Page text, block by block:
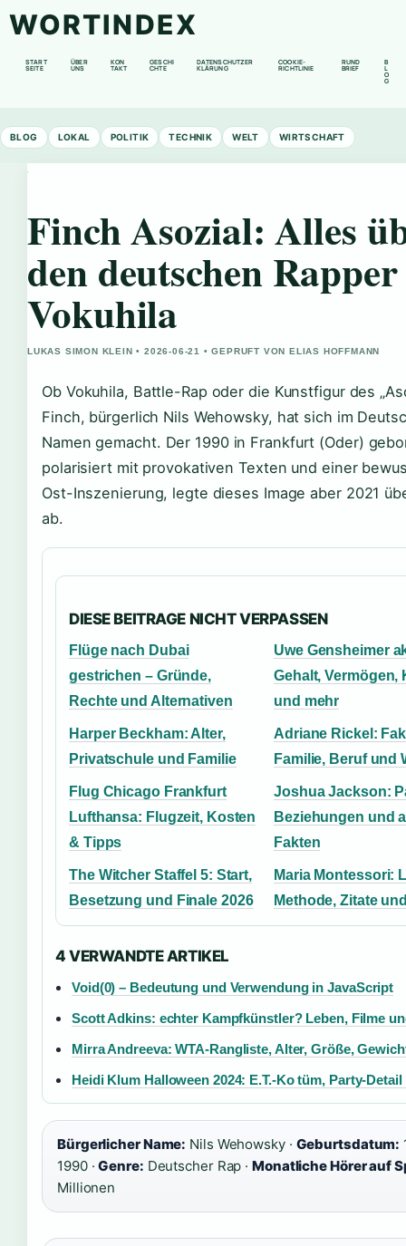
WORTINDEX
START
SEITE
ÜBER
UNS
KON
TAKT
GESCHI
CHTE
DATENSCHUTZER
KLÄRUNG
COOKIE-
RICHTLINIE
RUND
BRIEF
B
L
O
G
BLOG LOKAL POLITIK TECHNIK WELT WIRTSCHAFT
Finch Asozial: Alles
den deutschen
Vokuhila
LUKAS SIMON KLEIN • 2026-06-21 • GEPRUFT VON ELIAS HOFFMANN
Ob Vokuhila, Battle-Rap oder die Kunstfigur des
Finch, bürgerlich Nils Wehowsky, hat sich im
Namen gemacht. Der 1990 in Frankfurt (Oder)
polarisiert mit provokativen Texten und einer
Ost-Inszenierung, legte dieses Image aber 2021
ab.
DIESE BEITRAGE NICHT VERPASSEN
Flüge nach Dubai
gestrichen – Gründe,
Rechte und Alternativen
Uwe Gensheimer
Gehalt, Vermögen,
und mehr
Harper Beckham: Alter,
Privatschule und Familie
Adriane Rickel:
Familie, Beruf und
Flug Chicago Frankfurt
Lufthansa: Flugzeit, Kosten
& Tipps
Joshua Jackson:
Beziehungen und
Fakten
The Witcher Staffel 5: Start,
Besetzung und Finale 2026
Maria Montessori:
Methode, Zitate
4 VERWANDTE ARTIKEL
Void(0) – Bedeutung und Verwendung in JavaScript
Scott Adkins: echter Kampfkünstler? Leben, Filme
Mirra Andreeva: WTA-Rangliste, Alter, Größe,
Heidi Klum Halloween 2024: E.T.-Ko tüm, Party-
Bürgerlicher Name: Nils Wehowsky · Geburtsdatum:
1990 ·Genre: Deutscher Rap ·Monatliche Hörer auf
Millionen